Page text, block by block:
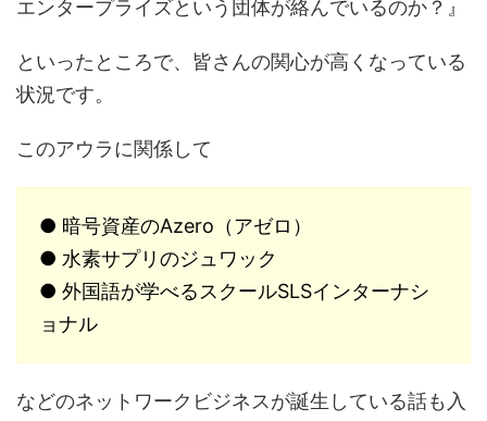
エンタープライズという団体が絡んでいるのか？』
といったところで、皆さんの関心が高くなっている
状況です。
このアウラに関係して
● 暗号資産のAzero（アゼロ）
● 水素サプリのジュワック
● 外国語が学べるスクールSLSインターナシ
ョナル
などのネットワークビジネスが誕生している話も入